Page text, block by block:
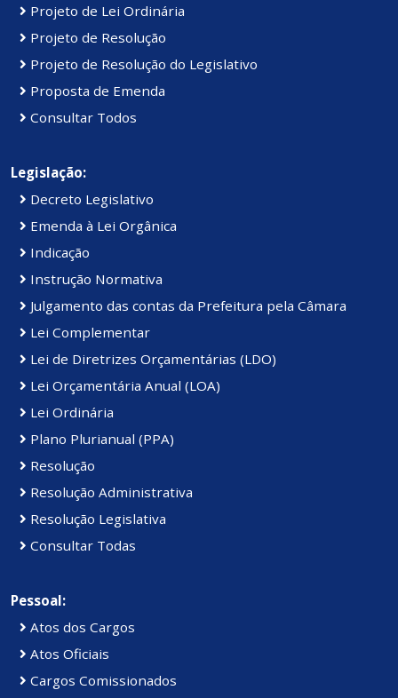
Projeto de Lei Ordinária
Projeto de Resolução
Projeto de Resolução do Legislativo
Proposta de Emenda
Consultar Todos
Legislação:
Decreto Legislativo
Emenda à Lei Orgânica
Indicação
Instrução Normativa
Julgamento das contas da Prefeitura pela Câmara
Lei Complementar
Lei de Diretrizes Orçamentárias (LDO)
Lei Orçamentária Anual (LOA)
Lei Ordinária
Plano Plurianual (PPA)
Resolução
Resolução Administrativa
Resolução Legislativa
Consultar Todas
Pessoal:
Atos dos Cargos
Atos Oficiais
Cargos Comissionados